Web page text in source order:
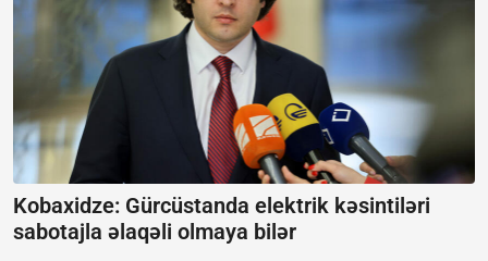
Kobaxidze: Gürcüstanda elektrik kəsintiləri
sabotajla əlaqəli olmaya bilər